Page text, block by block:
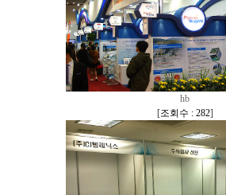
hb
[조회수 : 282]